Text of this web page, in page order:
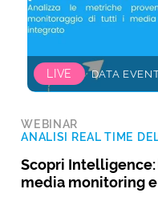
LIVE DATA
WEBINAR
ANALISI REAL TIME
Scopri
media monitoring